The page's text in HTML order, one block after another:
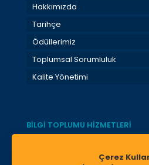
Hakkımızda
Tarihçe
Ödüllerimiz
Toplumsal Sorumluluk
Kalite Yönetimi
BİLGİ TOPLUMU HİZMETLERİ
Çerez